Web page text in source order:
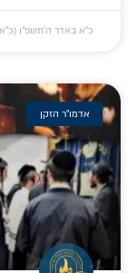
כ״א באדר ה׳תשפ״ו (כ״א
אדמו"ר הזקן